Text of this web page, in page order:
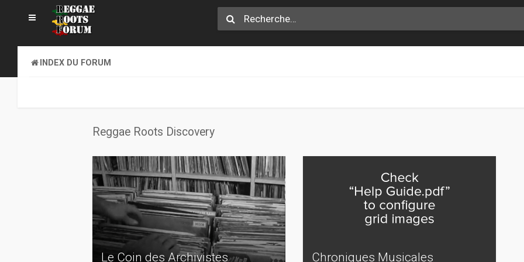
INDEX DU FORUM
Reggae Roots Discovery
Le Coin des Archivistes Chroniques Musicales